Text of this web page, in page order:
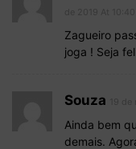
Zagueiro
joga ! Seja
Souza
Ainda bem
demais.